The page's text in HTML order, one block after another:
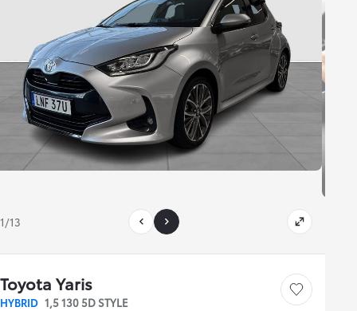
1/13
Toyota Yaris
HYBRID 1,5 130 5D STYLE
Save car